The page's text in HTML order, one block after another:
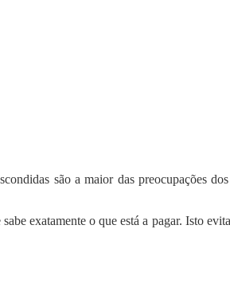
são a maior das preocupações
exatamente o que está a pagar. Isto